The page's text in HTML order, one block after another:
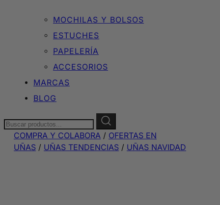
MOCHILAS Y BOLSOS
ESTUCHES
PAPELERÍA
ACCESORIOS
MARCAS
BLOG
Buscar:
COMPRA Y COLABORA / OFERTAS EN
UÑAS / UÑAS TENDENCIAS / UÑAS NAVIDAD